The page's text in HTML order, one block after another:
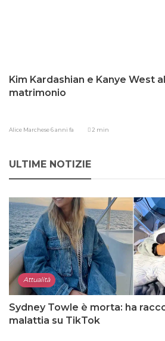
Kim Kardashian e Kanye West
matrimonio
Alice Marchese6 anni fa 2 min
ULTIME NOTIZIE
Attualità
Sydney Towle è morta: ha
malattia su TikTok